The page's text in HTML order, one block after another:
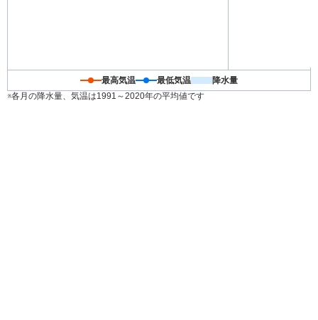
最高気温 最低気温
降水量
※各月の降水量、気温は1991～2020年の平均値です